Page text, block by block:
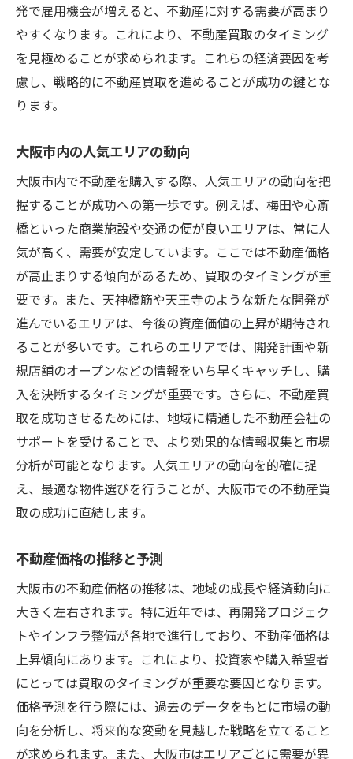
地域特性を利用した柔軟な交渉戦略
大阪市で最大の利益を得るための買取のヒント
利益を最大化するための時間管理
価格交渉での利益確保方法
成功事例から学ぶ利益最大化の秘訣
不動産買取を成功させるために必要な市場リサ
ーチの方法
効果的な市場リサーチの手順
信頼できる情報源の選び方
データ分析を用いた市場予測
市場調査での地元情報の重要性
不動産業界のトレンド把握方法
リサーチ結果を戦略に活かす方法
大阪市での不動産買取におけるエリア別攻略法
大阪市内で注目すべきエリアとは
エリア別に異なる攻略ポイント
人気エリアの魅力を分析する
エリア特性に応じた購入タイミング
地域特性を生かした長期的視点
発で雇用機会が増えると、不動産に対する需要が高まり
やすくなります。これにより、不動産買取のタイミング
を見極めることが求められます。これらの経済要因を考
慮し、戦略的に不動産買取を進めることが成功の鍵とな
ります。
大阪市内の人気エリアの動向
大阪市内で不動産を購入する際、人気エリアの動向を把
握することが成功への第一歩です。例えば、梅田や心斎
橋といった商業施設や交通の便が良いエリアは、常に人
気が高く、需要が安定しています。ここでは不動産価格
が高止まりする傾向があるため、買取のタイミングが重
要です。また、天神橋筋や天王寺のような新たな開発が
進んでいるエリアは、今後の資産価値の上昇が期待され
ることが多いです。これらのエリアでは、開発計画や新
規店舗のオープンなどの情報をいち早くキャッチし、購
入を決断するタイミングが重要です。さらに、不動産買
取を成功させるためには、地域に精通した不動産会社の
サポートを受けることで、より効果的な情報収集と市場
分析が可能となります。人気エリアの動向を的確に捉
え、最適な物件選びを行うことが、大阪市での不動産買
取の成功に直結します。
不動産価格の推移と予測
大阪市の不動産価格の推移は、地域の成長や経済動向に
大きく左右されます。特に近年では、再開発プロジェク
トやインフラ整備が各地で進行しており、不動産価格は
上昇傾向にあります。これにより、投資家や購入希望者
にとっては買取のタイミングが重要な要因となります。
価格予測を行う際には、過去のデータをもとに市場の動
向を分析し、将来的な変動を見越した戦略を立てること
が求められます。また、大阪市はエリアごとに需要が異